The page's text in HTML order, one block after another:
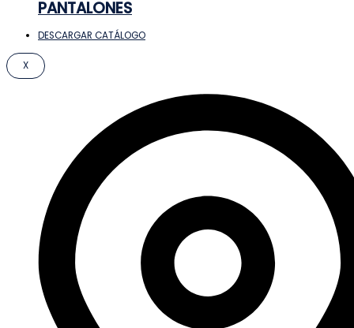
PANTALONES
DESCARGAR CATÁLOGO
X